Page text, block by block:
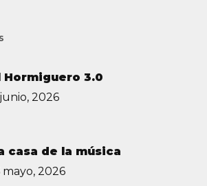
Hormiguero 3.0
2026
casa de la música
mayo, 2026